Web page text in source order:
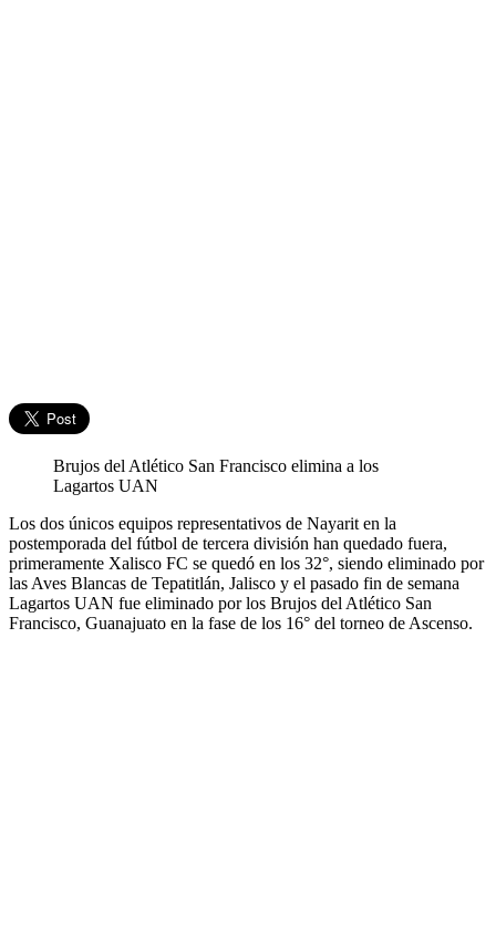
Brujos del Atlético San Francisco elimina a los
Lagartos UAN
Los dos únicos equipos representativos de Nayarit en la
postemporada del fútbol de tercera división han quedado fuera,
primeramente Xalisco FC se quedó en los 32°, siendo eliminado por
las Aves Blancas de Tepatitlán, Jalisco y el pasado fin de semana
Lagartos UAN fue eliminado por los Brujos del Atlético San
Francisco, Guanajuato en la fase de los 16° del torneo de Ascenso.